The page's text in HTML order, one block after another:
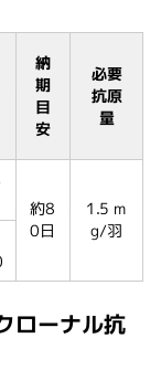
納
期
目
安
必要
抗原
量
約8
0日
1.5 m
g/羽
ローナル抗